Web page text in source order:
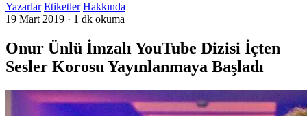
Yazarlar Etiketler Hakkında
19 Mart 2019 · 1 dk okuma
Onur Ünlü İmzalı YouTube Dizisi İçten
Sesler Korosu Yayınlanmaya Başladı